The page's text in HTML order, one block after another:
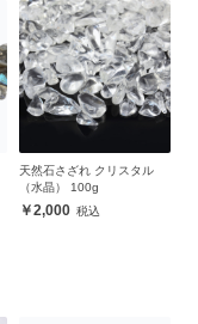
天然石さざれ クリスタル
（水晶） 100g
2,000